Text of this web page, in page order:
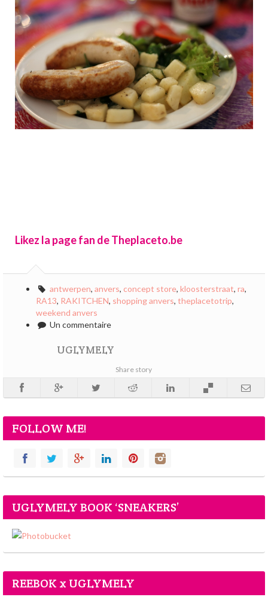
Likez la page fan de Theplaceto.be
antwerpen, anvers, concept store, kloosterstraat, ra,
RA13, RAKITCHEN, shopping anvers, theplacetotrip,
weekend anvers
Un commentaire
UGLYMELY
Share story
FOLLOW ME!
UGLYMELY BOOK ‘SNEAKERS’
REEBOK x UGLYMELY